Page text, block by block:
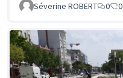
Séverine ROBERT
0 0